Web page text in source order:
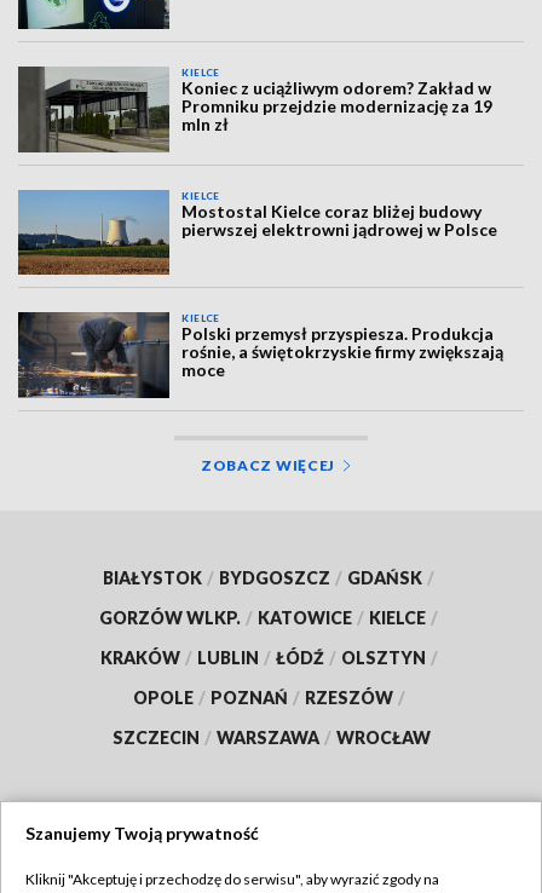
KIELCE
Koniec z uciążliwym odorem? Zakład w
Promniku przejdzie modernizację za 19
mln zł
KIELCE
Mostostal Kielce coraz bliżej budowy
pierwszej elektrowni jądrowej w Polsce
KIELCE
Polski przemysł przyspiesza. Produkcja
rośnie, a świętokrzyskie firmy zwiększają
moce
ZOBACZ WIĘCEJ
BIAŁYSTOK / BYDGOSZCZ / GDAŃSK /
GORZÓW WLKP. / KATOWICE / KIELCE /
KRAKÓW / LUBLIN / ŁÓDŹ / OLSZTYN /
OPOLE / POZNAŃ / RZESZÓW /
SZCZECIN / WARSZAWA / WROCŁAW
Szanujemy Twoją prywatność
Kliknij "Akceptuję i przechodzę do serwisu", aby wyrazić zgody na